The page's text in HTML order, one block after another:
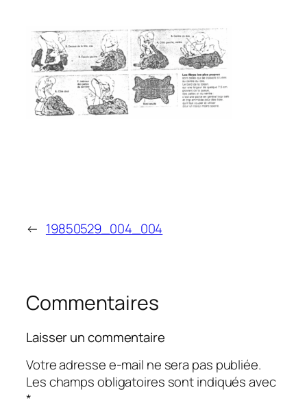
← 19850529_004_004
Commentaires
Laisser un commentaire
Votre adresse e-mail ne sera pas publiée.
Les champs obligatoires sont indiqués avec
*